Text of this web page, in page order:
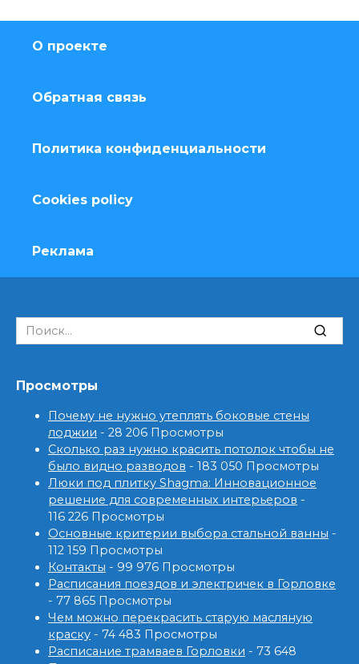
О проекте
Обратная связь
Политика конфиденциальности
Cookies policy
Реклама
Search
for:
Просмотры
Почему не нужно утеплять боковые стены
лоджии - 28 206 Просмотры
Сколько раз нужно красить потолок чтобы не
было видно разводов - 183 050 Просмотры
Люки под плитку Shagma: Инновационное
решение для современных интерьеров -
116 226 Просмотры
Основные критерии выбора стальной ванны -
112 159 Просмотры
Контакты - 99 976 Просмотры
Расписания поездов и электричек в Горловке
- 77 865 Просмотры
Чем можно перекрасить старую масляную
краску - 74 483 Просмотры
Расписание трамваев Горловки - 73 648